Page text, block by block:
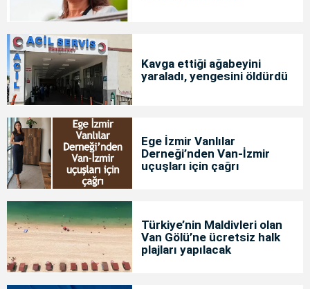
Kavga ettiği ağabeyini
yaraladı, yengesini öldürdü
Ege İzmir Vanlılar
Derneği’nden Van-İzmir
uçuşları için çağrı
Türkiye’nin Maldivleri olan
Van Gölü’ne ücretsiz halk
plajları yapılacak